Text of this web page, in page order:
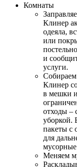
Комнаты
Клинер
одеяла,
или
и
услуги.
Клинер
в мешки
отходы –
уборкой.
пакеты с
для
Меняем